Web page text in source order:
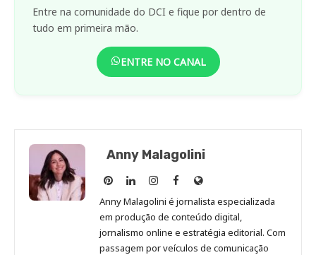
Entre na comunidade do DCI e fique por dentro de
tudo em primeira mão.
ENTRE NO CANAL
Anny Malagolini
Anny
Malagolini
no
Pinterest
Anny
Malagolini
no
LinkedIn
Anny
Malagolini
no
Instagram
Anny
Malagolini
no
Facebook
Site
de
Anny
Malagolini
Anny Malagolini é jornalista especializada
em produção de conteúdo digital,
jornalismo online e estratégia editorial. Com
passagem por veículos de comunicação